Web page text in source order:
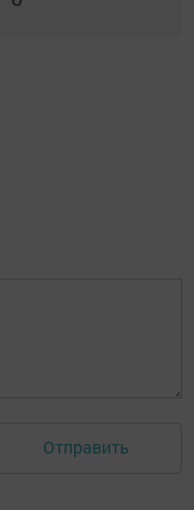
Отправить